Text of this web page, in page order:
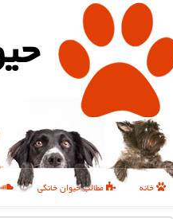
خانه مطالب حیوان خانگی